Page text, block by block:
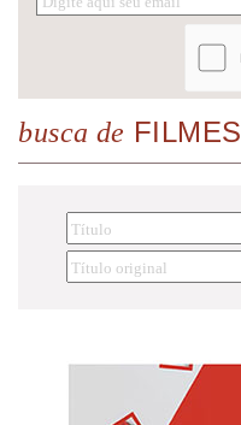
busca de FILMES